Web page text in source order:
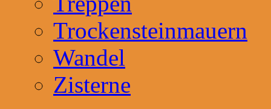
Trockensteinmauern
Wandel
Zisterne